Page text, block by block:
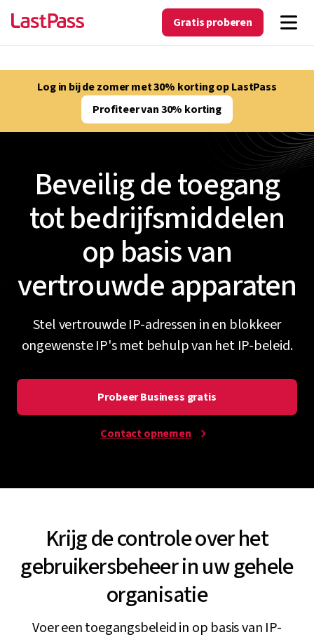
Gratis proberen
Log in bij de zomer met 30% korting op LastPass
Profiteer van 30% korting
Beveilig de toegang
tot bedrijfsmiddelen
op basis van
vertrouwde apparaten
Stel vertrouwde IP-adressen in en blokkeer
ongewenste IP's met behulp van het IP-beleid.
Probeer Business gratis
Contact opnemen
Krijg de controle over het
gebruikersbeheer in uw gehele
organisatie
Voer een toegangsbeleid in op basis van IP-